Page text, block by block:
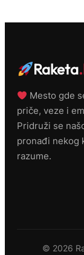
Raketa
Mesto gde
priče, veze i
Pridruži se
pronađi nekog
razume.
© 2026